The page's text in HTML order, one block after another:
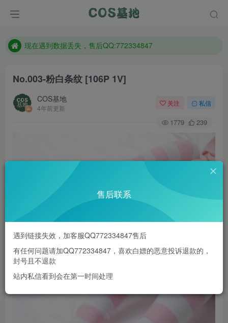
现在遇到数据丢失，售后QQ:772334847
防失联：百度搜索《趣画刊》，实时查看最新站点。
No.003-粉白条纹 [106P 1V]
COS基地
4年前更新
关注 私信
1779 239
售后联系
遇到链接失效，加客服QQ772334847售后
有任何问题请加QQ772334847，喜欢白嫖的恶意投诉退款的，
封号且不退款
站内私信看到会在第一时间处理